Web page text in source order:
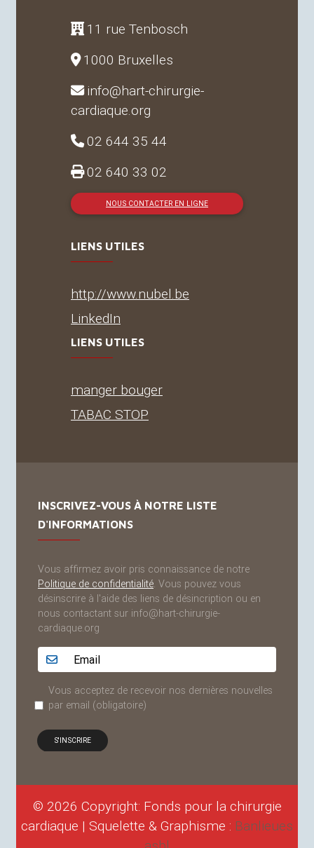
11 rue Tenbosch
1000 Bruxelles
info@hart-chirurgie-
cardiaque.org
02 644 35 44
02 640 33 02
NOUS CONTACTER EN LIGNE
LIENS UTILES
http://www.nubel.be
LinkedIn
LIENS UTILES
manger bouger
TABAC STOP
INSCRIVEZ-VOUS À NOTRE LISTE
D'INFORMATIONS
Vous affirmez avoir pris connaissance de notre
Politique de confidentialité. Vous pouvez vous
désinscrire à l'aide des liens de désincription ou en
nous contactant sur info@hart-chirurgie-
cardiaque.org
Adresse email...
Vous acceptez de recevoir nos dernières nouvelles
par email (obligatoire)
© 2026 Copyright: Fonds pour la chirurgie
cardiaque | Squelette & Graphisme : Banlieues